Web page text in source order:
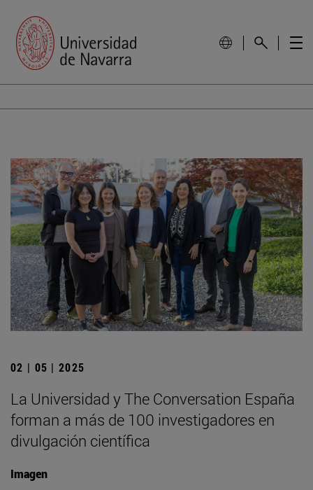
02 | 05 | 2025
La Universidad y The Conversation España
forman a más de 100 investigadores en
divulgación científica
Imagen